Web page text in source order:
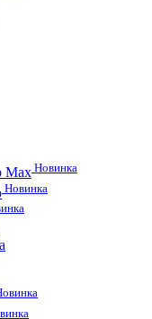
Max Новинка
Новинка